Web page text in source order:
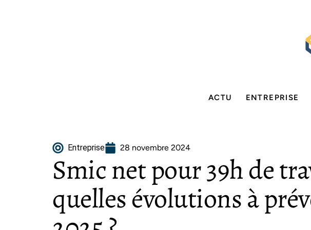
ACTU ENTREPRISE
Entreprise 28 novembre 2024
Smic net pour 39h de
quelles évolutions à